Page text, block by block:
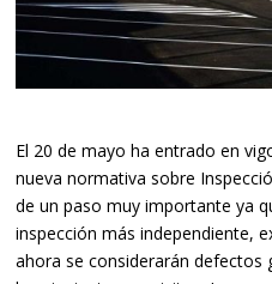
El 20 de mayo ha entrado en
nueva normativa sobre
de un paso muy importante ya
inspección más independiente,
ahora se considerarán defectos